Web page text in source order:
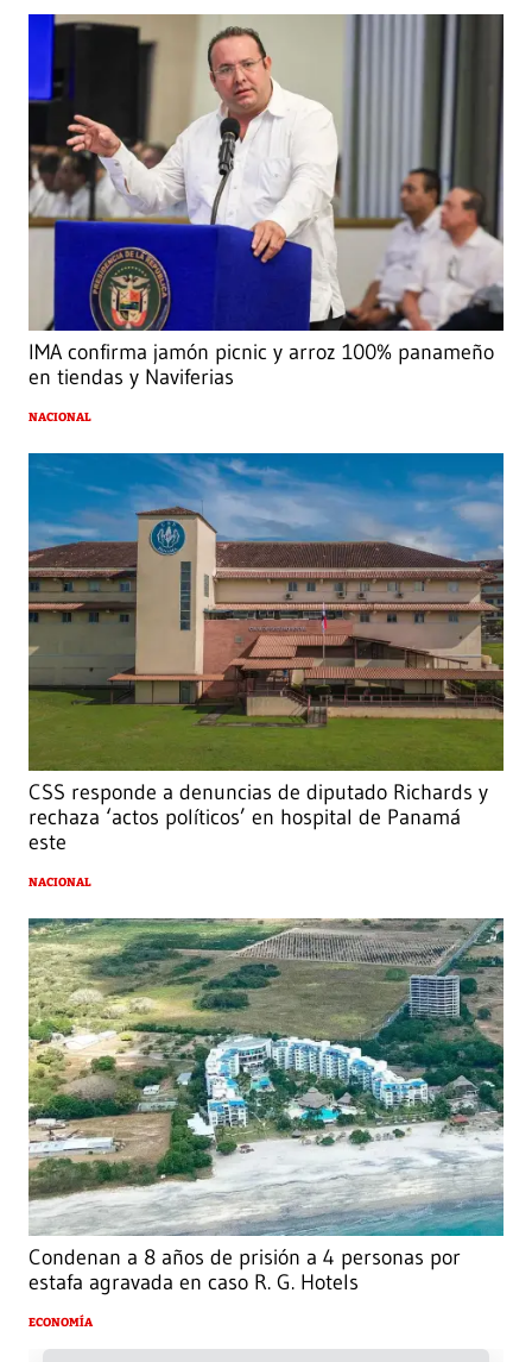
IMA confirma jamón picnic y arroz 100% panameño
en tiendas y Naviferias
NACIONAL
CSS responde a denuncias de diputado Richards y
rechaza ‘actos políticos’ en hospital de Panamá
este
NACIONAL
Condenan a 8 años de prisión a 4 personas por
estafa agravada en caso R. G. Hotels
ECONOMÍA